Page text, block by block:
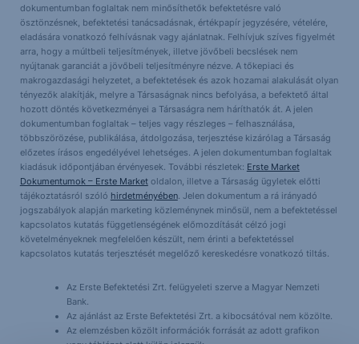
dokumentumban foglaltak nem minősíthetők befektetésre való
ösztönzésnek, befektetési tanácsadásnak, értékpapír jegyzésére, vételére,
eladására vonatkozó felhívásnak vagy ajánlatnak. Felhívjuk szíves figyelmét
arra, hogy a múltbeli teljesítmények, illetve jövőbeli becslések nem
nyújtanak garanciát a jövőbeli teljesítményre nézve. A tőkepiaci és
makrogazdasági helyzetet, a befektetések és azok hozamai alakulását olyan
tényezők alakítják, melyre a Társaságnak nincs befolyása, a befektető által
hozott döntés következményei a Társaságra nem háríthatók át. A jelen
dokumentumban foglaltak – teljes vagy részleges – felhasználása,
többszörözése, publikálása, átdolgozása, terjesztése kizárólag a Társaság
előzetes írásos engedélyével lehetséges. A jelen dokumentumban foglaltak
kiadásuk időpontjában érvényesek. További részletek: Erste Market
Dokumentumok – Erste Marketoldalon, illetve a Társaság ügyletek előtti
tájékoztatásról szóló hirdetményében. Jelen dokumentum a rá irányadó
jogszabályok alapján marketing közleménynek minősül, nem a befektetéssel
kapcsolatos kutatás függetlenségének előmozdítását célzó jogi
követelményeknek megfelelően készült, nem érinti a befektetéssel
kapcsolatos kutatás terjesztését megelőző kereskedésre vonatkozó tiltás.
Az Erste Befektetési Zrt. felügyeleti szerve a Magyar Nemzeti
Bank.
Az ajánlást az Erste Befektetési Zrt. a kibocsátóval nem közölte.
Az elemzésben közölt információk forrását az adott grafikon